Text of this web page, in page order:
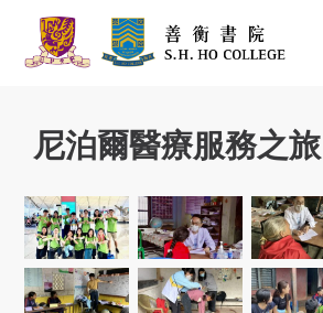
尼泊爾醫療服務之旅